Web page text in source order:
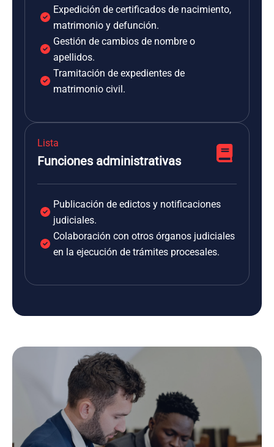
Expedición de certificados de nacimiento,
matrimonio y defunción.
Gestión de cambios de nombre o
apellidos.
Tramitación de expedientes de
matrimonio civil.
Lista
Funciones administrativas
Publicación de edictos y notificaciones
judiciales.
Colaboración con otros órganos judiciales
en la ejecución de trámites procesales.